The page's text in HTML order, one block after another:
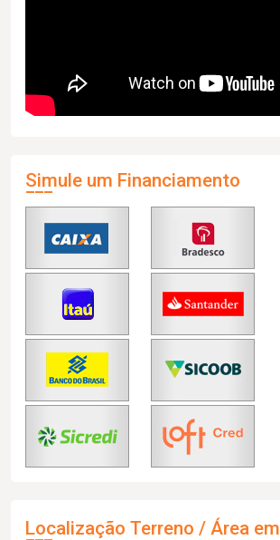
Simule um Financiamento
Localização Terreno / Área